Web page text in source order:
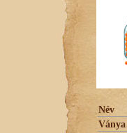
Név
Ványa